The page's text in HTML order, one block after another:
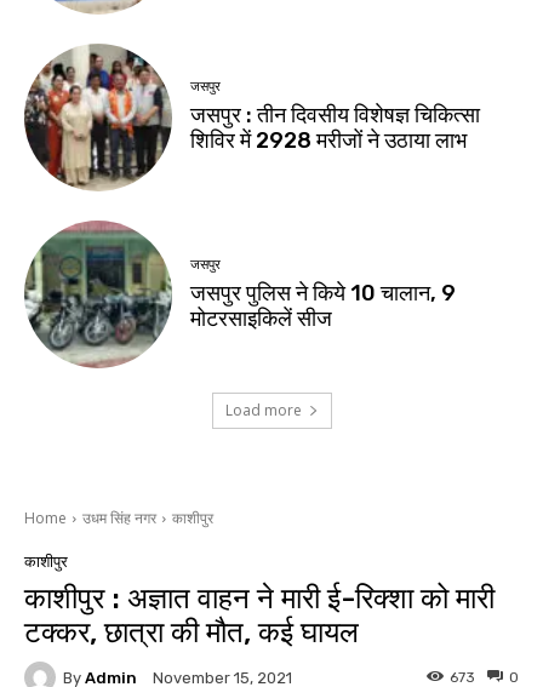
जसपुर
जसपुर : तीन दिवसीय विशेषज्ञ चिकित्सा
शिविर में 2928 मरीजों ने उठाया लाभ
जसपुर
जसपुर पुलिस ने किये 10 चालान, 9
मोटरसाइकिलें सीज
Load more